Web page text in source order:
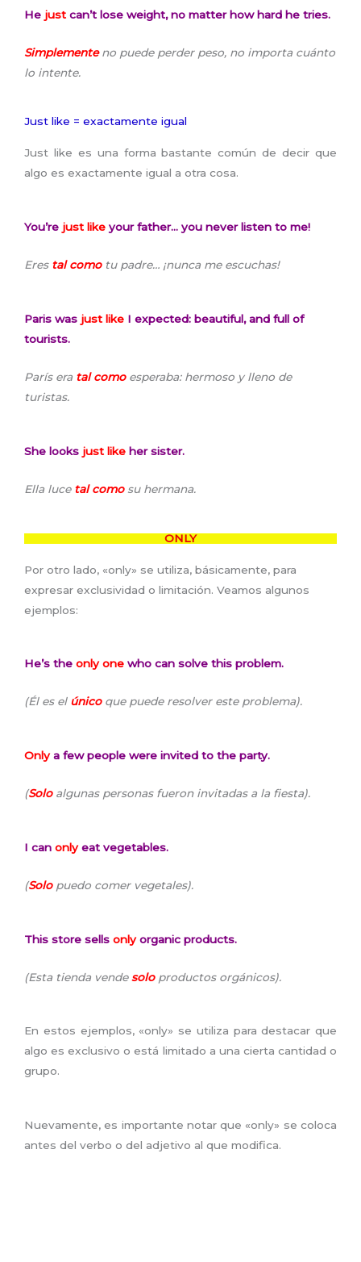
He just can’t lose weight, no matter how hard he tries.
Simplemente no puede perder peso, no importa cuánto
lo intente.
Just like = exactamente igual
Just like es una forma bastante común de decir que
algo es exactamente igual a otra cosa.
You’re just like your father… you never listen to me!
Eres tal comotu padre… ¡nunca me escuchas!
Paris was just like I expected: beautiful, and full of
tourists.
París era tal comoesperaba: hermoso y lleno de
turistas.
She looks just like her sister.
Ella luce tal como su hermana.
ONLY
Por otro lado, «only» se utiliza, básicamente, para
expresar exclusividad o limitación. Veamos algunos
ejemplos:
He’s the only one who can solve this problem.
(Él es el únicoque puede resolver este problema).
Onlya few people were invited to the party.
(Soloalgunas personas fueron invitadas a la fiesta).
I can onlyeat vegetables.
(Solopuedo comer vegetales).
This store sells onlyorganic products.
(Esta tienda vendesoloproductos orgánicos).
En estos ejemplos, «only» se utiliza para destacar que
algo es exclusivo o está limitado a una cierta cantidad o
grupo.
Nuevamente, es importante notar que «only» se coloca
antes del verbo o del adjetivo al que modifica.